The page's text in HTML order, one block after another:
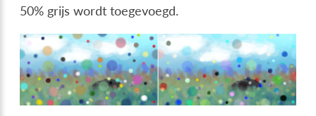
50% grijs wordt toegevoegd.